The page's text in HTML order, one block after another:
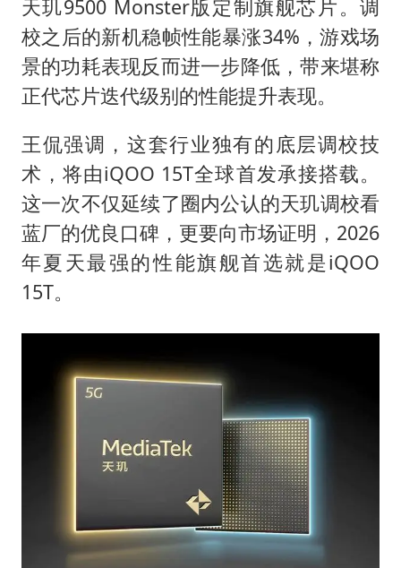
天玑9500 Monster版定制旗舰芯片。调
校之后的新机稳帧性能暴涨34%，游戏场
景的功耗表现反而进一步降低，带来堪称
正代芯片迭代级别的性能提升表现。
王侃强调，这套行业独有的底层调校技
术，将由iQOO 15T全球首发承接搭载。
这一次不仅延续了圈内公认的天玑调校看
蓝厂的优良口碑，更要向市场证明，2026
年夏天最强的性能旗舰首选就是iQOO
15T。